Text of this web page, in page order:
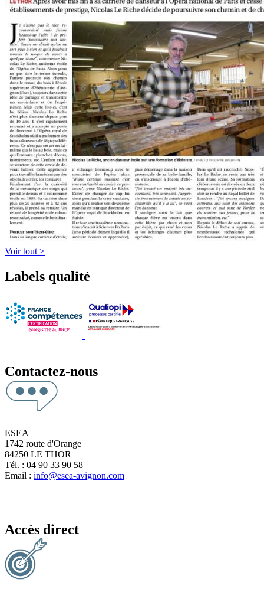
Voir tout >
Labels qualité
Contactez-nous
ESEA
1742 route d'Orange
84250 LE THOR
Tél. : 04 90 33 90 58
Email : info@esea-avignon.com
Accès direct